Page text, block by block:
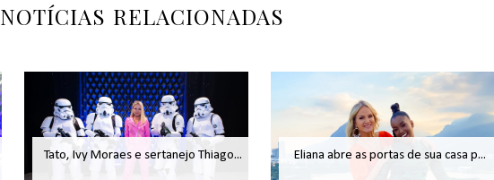
NOTÍCIAS RELACIONADAS
Tato, Ivy Moraes e sertanejo Thiago... Eliana abre as portas de sua casa p...